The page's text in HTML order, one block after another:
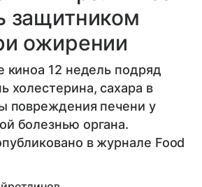
защитником
ожирении
киноа 12 недель подряд
холестерина, сахара в
повреждения печени у
болезнью органа.
в журнале Food